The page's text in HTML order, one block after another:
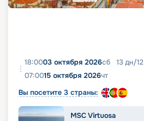
18:0003 октября 2026сб 13 дн/12
07:0015 октября 2026чт
Вы посетите 3 страны:
MSC Virtuosa